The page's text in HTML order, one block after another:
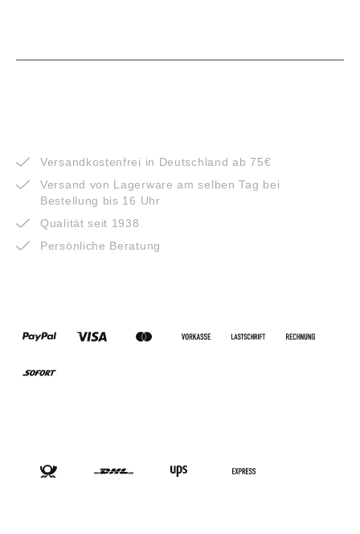
Versandkostenfrei in Deutschland ab 75€
Versand von Lagerware am selben Tag bei
Bestellung bis 16 Uhr
Qualität seit 1938
Persönliche Beratung